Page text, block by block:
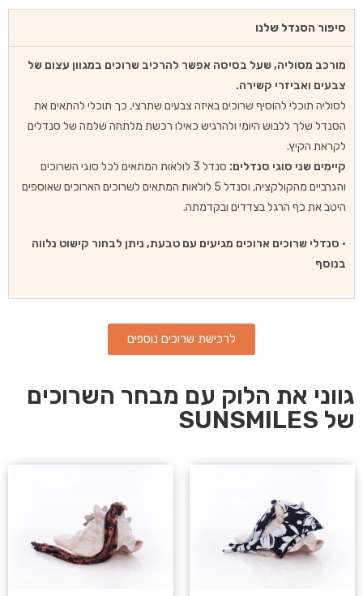
סיפור הסנדל שלנו
מורכב מסוליה, שעל בסיסה אפשר להרכיב שרוכים במגוון עצום של
צבעים ואביזרי קשירה.
לסוליה תוכלי להוסיף שרוכים באיזה צבעים שתרצי, כך תוכלי להתאים את
הסנדל שלך ללבוש היומי ולהרגיש כאילו רכשת מלתחה שלמה של סנדלים
לקראת הקיץ.
קיימים שני סוגי סנדלים:
סנדל 3 לולאות המתאים לכל סוגי השרוכים
והגרביים מהקולקציה, וסנדל 5 לולאות המתאים לשרוכים הארוכים שאוספים
היטב את כף הרגל בצדדים ובקדמתה.
• סנדלי שרוכים ארוכים מגיעים עם טבעת, ניתן לבחור קישוט נלווה
בנוסף
לרכישת שרוכים נוספים
גווני את הלוק עם מבחר השרוכים
של SUNSMILES